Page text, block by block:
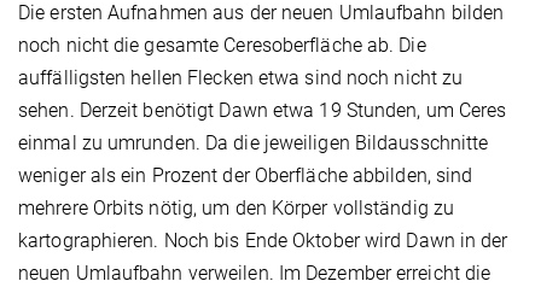
Die ersten Aufnahmen aus der neuen Umlaufbahn bilden
noch nicht die gesamte Ceresoberfläche ab. Die
auffälligsten hellen Flecken etwa sind noch nicht zu
sehen. Derzeit benötigt Dawn etwa 19 Stunden, um Ceres
einmal zu umrunden. Da die jeweiligen Bildausschnitte
weniger als ein Prozent der Oberfläche abbilden, sind
mehrere Orbits nötig, um den Körper vollständig zu
kartographieren. Noch bis Ende Oktober wird Dawn in der
neuen Umlaufbahn verweilen. Im Dezember erreicht die